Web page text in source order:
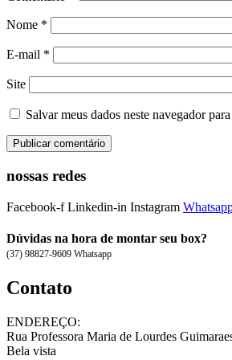
Nome *
E-mail *
Site
Salvar meus dados neste navegador
nossas redes
Facebook-f Linkedin-in Instagram
Dúvidas na hora de montar seu box?
(37) 98827-9609 Whatsapp
Contato
ENDEREÇO:
Rua Professora Maria de Lourdes
Bela vista